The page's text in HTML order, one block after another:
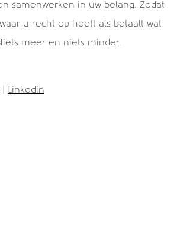
samenwerken in úw belang. Zodat
u recht op heeft als betaalt wat
meer en niets minder.
Linkedin